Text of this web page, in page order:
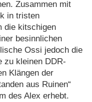
Zusammen mit
in tristen
die kitschigen
besinnlichen
Ossi jedoch die
zu kleinen DDR-
Klängen der
aus Ruinen“
des Alex erhebt.